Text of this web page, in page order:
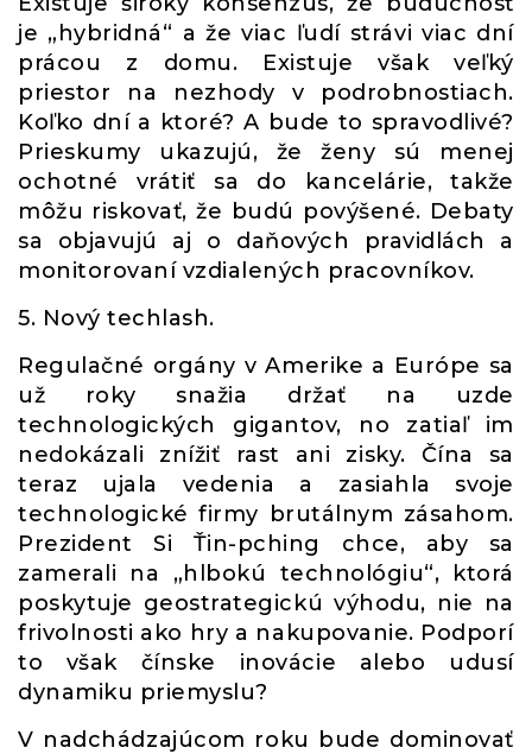
je „hybridná“ a že viac ľudí strávi viac dní
prácou z domu. Existuje však veľký
priestor na nezhody v podrobnostiach.
Koľko dní a ktoré? A bude to spravodlivé?
Prieskumy ukazujú, že ženy sú menej
ochotné vrátiť sa do kancelárie, takže
môžu riskovať, že budú povýšené. Debaty
sa objavujú aj o daňových pravidlách a
monitorovaní vzdialených pracovníkov.
5. Nový techlash.
Regulačné orgány v Amerike a Európe sa
už roky snažia držať na uzde
technologických gigantov, no zatiaľ im
nedokázali znížiť rast ani zisky. Čína sa
teraz ujala vedenia a zasiahla svoje
technologické firmy brutálnym zásahom.
Prezident Si Ťin-pching chce, aby sa
zamerali na „hlbokú technológiu“, ktorá
poskytuje geostrategickú výhodu, nie na
frivolnosti ako hry a nakupovanie. Podporí
to však čínske inovácie alebo udusí
dynamiku priemyslu?
V nadchádzajúcom roku bude dominovať